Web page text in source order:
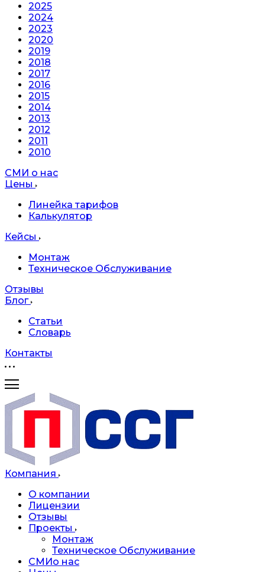
2025
2024
2023
2020
2019
2018
2017
2016
2015
2014
2013
2012
2011
2010
СМИ о нас
Цены
Линейка тарифов
Калькулятор
Кейсы
Монтаж
Техническое Обслуживание
Отзывы
Блог
Статьи
Словарь
Контакты
Компания
О компании
Лицензии
Отзывы
Проекты
Монтаж
Техническое Обслуживание
СМИо нас